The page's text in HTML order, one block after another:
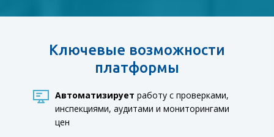
Ключевые возможности
платформы
Автоматизирует работу с проверками,
инспекциями, аудитами и мониторингами
цен